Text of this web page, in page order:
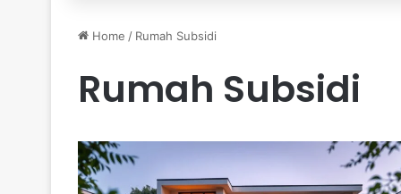
Home / Rumah Subsidi
Rumah Subsidi